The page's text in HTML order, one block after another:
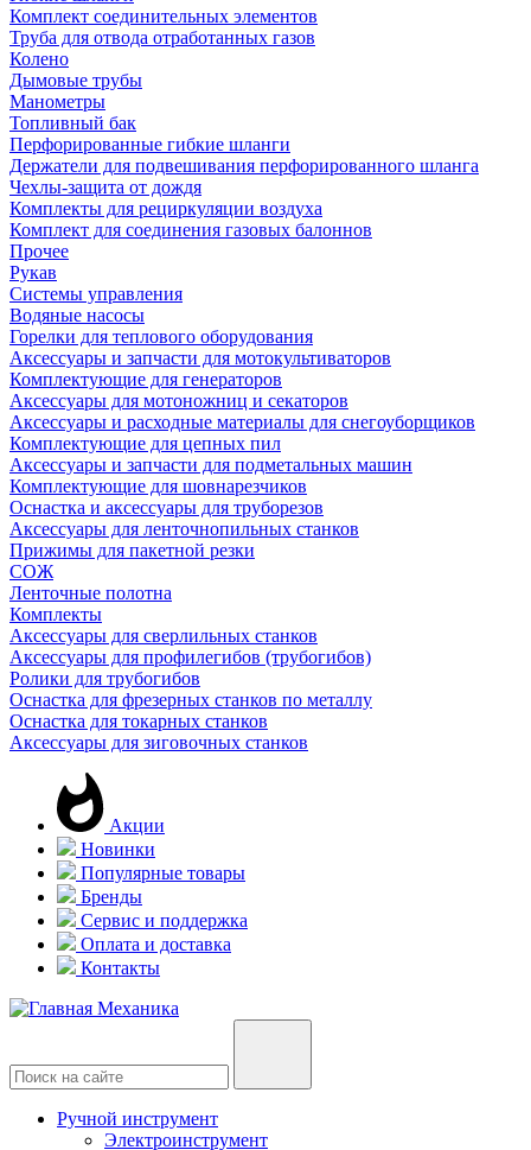
Комплект соединительных элементов
Труба для отвода отработанных газов
Колено
Дымовые трубы
Манометры
Топливный бак
Перфорированные гибкие шланги
Держатели для подвешивания перфорированного шланга
Чехлы-защита от дождя
Комплекты для рециркуляции воздуха
Комплект для соединения газовых балоннов
Прочее
Рукав
Системы управления
Водяные насосы
Горелки для теплового оборудования
Аксессуары и запчасти для мотокультиваторов
Комплектующие для генераторов
Аксессуары для мотоножниц и секаторов
Аксессуары и расходные материалы для снегоуборщиков
Комплектующие для цепных пил
Аксессуары и запчасти для подметальных машин
Комплектующие для шовнарезчиков
Оснастка и аксессуары для труборезов
Аксессуары для ленточнопильных станков
Прижимы для пакетной резки
СОЖ
Ленточные полотна
Комплекты
Аксессуары для сверлильных станков
Аксессуары для профилегибов (трубогибов)
Ролики для трубогибов
Оснастка для фрезерных станков по металлу
Оснастка для токарных станков
Аксессуары для зиговочных станков
Акции
Новинки
Популярные товары
Бренды
Сервис и поддержка
Оплата и доставка
Контакты
Ручной инструмент
Электроинструмент